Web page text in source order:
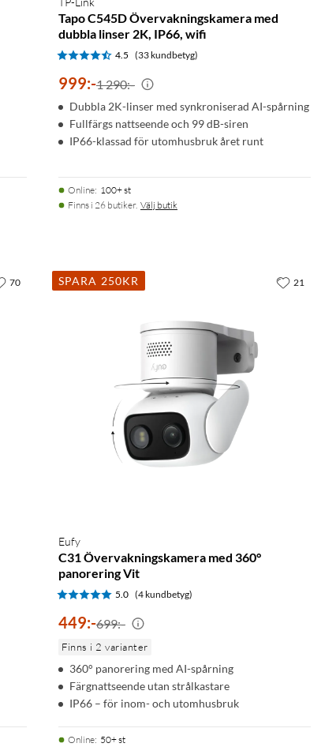
Tapo C545D Övervakningskamera med
dubbla linser 2K, IP66, wifi
4.5 (33 kundbetyg)
999:-1 290:-
Dubbla 2K-linser med synkroniserad AI-spårning
Fullfärgs nattseende och 99 dB-siren
IP66-klassad för utomhusbruk året runt
Online: 100+ st
Finns i 26 butiker. Välj butik
70 SPARA 250KR
Eufy
C31 Övervakningskamera med 360°
panorering Vit
5.0 (4 kundbetyg)
449:-699:-
Finns i 2 varianter
360° panorering med AI-spårning
Färgnattseende utan strålkastare
IP66 – för inom- och utomhusbruk
Online: 50+ st
21